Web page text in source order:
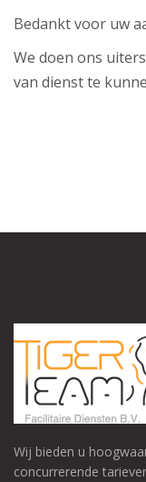
Bedankt voor uw
We doen ons
van dienst te
Wij bieden u
concurrerende